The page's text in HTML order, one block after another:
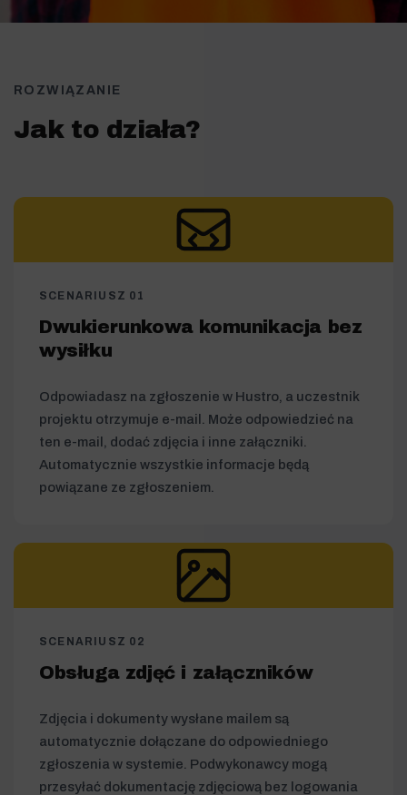
ROZWIĄZANIE
Jak to działa?
SCENARIUSZ 01
Dwukierunkowa komunikacja bez
wysiłku
Odpowiadasz na zgłoszenie w Hustro, a uczestnik
projektu otrzymuje e-mail. Może odpowiedzieć na
ten e-mail, dodać zdjęcia i inne załączniki.
Automatycznie wszystkie informacje będą
powiązane ze zgłoszeniem.
SCENARIUSZ 02
Obsługa zdjęć i załączników
Zdjęcia i dokumenty wysłane mailem są
automatycznie dołączane do odpowiedniego
zgłoszenia w systemie. Podwykonawcy mogą
przesyłać dokumentację zdjęciową bez logowania